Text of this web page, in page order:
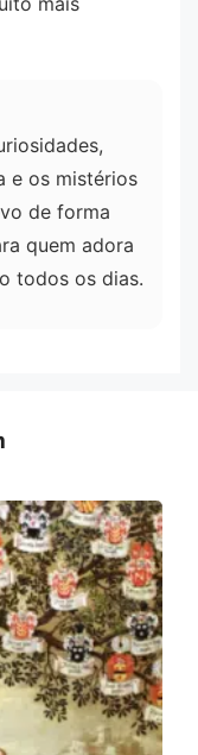
e os mistérios
de forma
quem adora
todos os dias.